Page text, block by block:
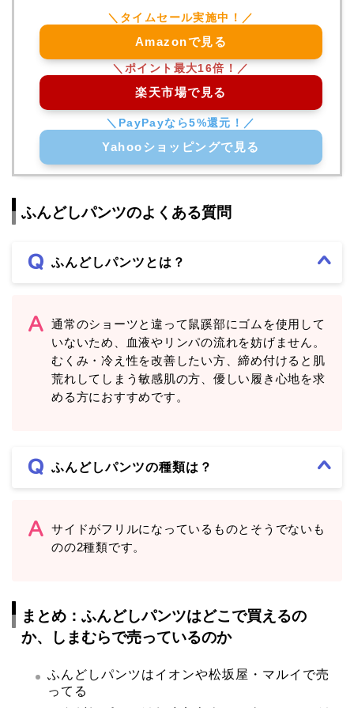
Amazonで見る
楽天市場で見る
Yahooショッピングで見る
ふんどしパンツのよくある質問
ふんどしパンツとは？
通常のショーツと違って鼠蹊部にゴムを使用して
いないため、血液やリンパの流れを妨げません。
むくみ・冷え性を改善したい方、締め付けると肌
荒れしてしまう敏感肌の方、優しい履き心地を求
める方におすすめです。
ふんどしパンツの種類は？
サイドがフリルになっているものとそうでないも
のの2種類です。
まとめ：ふんどしパンツはどこで買えるの
か、しまむらで売っているのか
ふんどしパンツはイオンや松坂屋・マルイで売
ってる